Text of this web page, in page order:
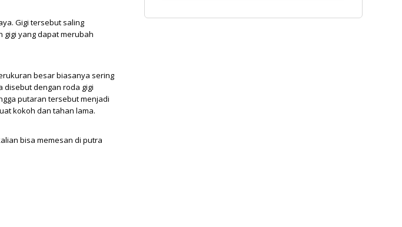
Gigi tersebut saling
gigi yang dapat merubah
besar biasanya sering
disebut dengan roda gigi
putaran tersebut menjadi
kokoh dan tahan lama.
bisa memesan diputra